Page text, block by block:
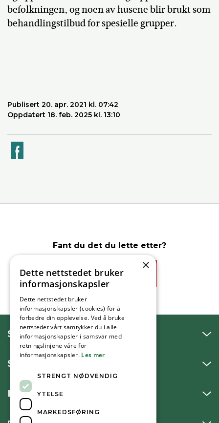
befolkningen, og noen av husene blir brukt som
behandlingstilbud for spesielle grupper.
Publisert 20. apr. 2021 kl. 07:42
Oppdatert 18. feb. 2025 kl. 13:10
Fant du det du lette etter?
Ja
SNAKK MED OSS
SKRIV TIL OSS
BESØK OSS
×
Dette nettstedet bruker
informasjonskapsler
Dette nettstedet bruker
informasjonskapsler (cookies) for å
forbedre din opplevelse. Ved å bruke
nettstedet vårt samtykker du i alle
informasjonskapsler i samsvar med
retningslinjene våre for
informasjonskapsler. Les mer
STRENGT NØDVENDIG
YTELSE
MARKEDSFØRING